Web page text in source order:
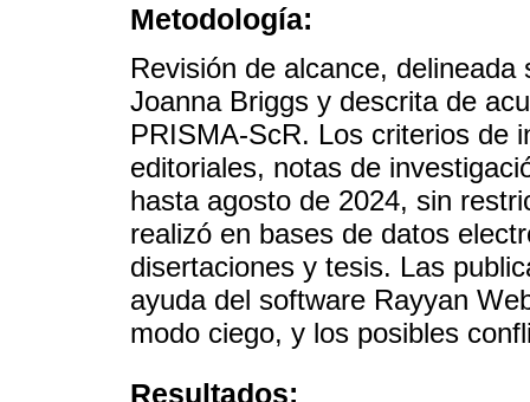
Metodología:
Revisión de alcance,
Joanna Briggs y descrita de
PRISMA-ScR. Los criterios de
editoriales, notas de
hasta agosto de 2024, sin
realizó en bases de datos
disertaciones y tesis. Las
ayuda del software Rayyan
modo ciego, y los posibles
Resultados: